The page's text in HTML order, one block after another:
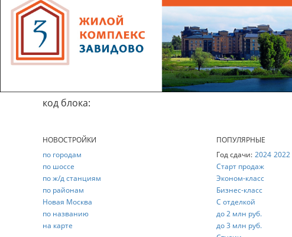
код блока:
НОВОСТРОЙКИ
по городам
по шоссе
по ж/д станциям
по районам
Новая Москва
по названию
на карте
ПОПУЛЯРНЫЕ
Год сдачи: 2024 2022
Старт продаж
Эконом-класс
Бизнес-класс
С отделкой
до 2 млн руб.
до 3 млн руб.